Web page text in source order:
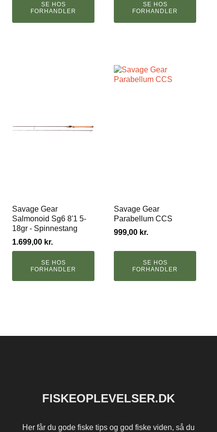
SE HOS
FORHANDLER
SE HOS
FORHANDLER
Savage Gear
Salmonoid Sg6 8'1 5-
18gr - Spinnestang
1.699,00 kr.
SE HOS
FORHANDLER
Savage Gear
Parabellum CCS
999,00 kr.
SE HOS
FORHANDLER
FISKEOPLEVELSER.DK
Her får du gode fiske tips og god fiske viden, så du